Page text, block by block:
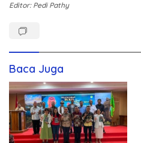
Editor: Pedi Pathy
Baca Juga